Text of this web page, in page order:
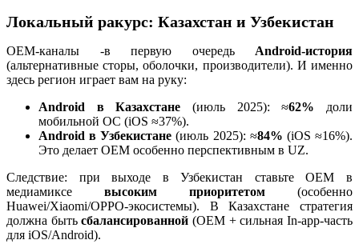
Локальный ракурс: Казахстан и Узбекистан
OEM-каналы -в первую очередь Android-история
(альтернативные сторы, оболочки, производители). И именно
здесь регион играет вам на руку:
Android в Казахстане (июль 2025): ≈62% доли
мобильной ОС (iOS ≈37%).
Android в Узбекистане (июль 2025): ≈84% (iOS ≈16%).
Это делает OEM особенно перспективным в UZ.
Следствие: при выходе в Узбекистан ставьте OEM в
медиамиксе высоким приоритетом (особенно
Huawei/Xiaomi/OPPO-экосистемы). В Казахстане стратегия
должна бытьсбалансированной (OEM + сильная In-app-часть
для iOS/Android).